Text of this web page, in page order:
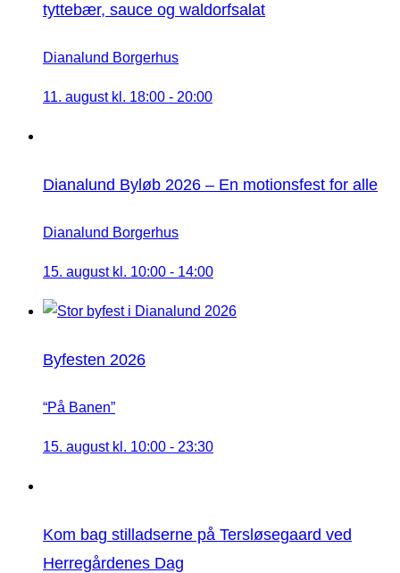
tyttebær, sauce og waldorfsalat
Dianalund Borgerhus
11. august kl. 18:00 - 20:00
Dianalund Byløb 2026 – En motionsfest for alle
Dianalund Borgerhus
15. august kl. 10:00 - 14:00
Byfesten 2026
“På Banen”
15. august kl. 10:00 - 23:30
Kom bag stilladserne på Tersløsegaard ved
Herregårdenes Dag